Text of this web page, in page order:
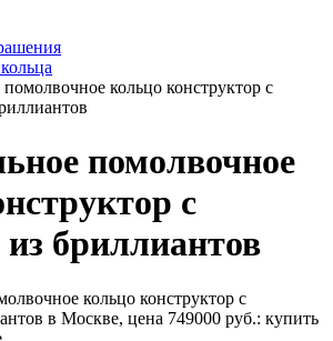
кольцо конструктор с
помолвочное
с
бриллиантов